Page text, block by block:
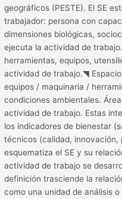
geográficos (PESTE). El SE
trabajador: persona con
dimensiones biológicas,
ejecuta la actividad de
herramientas, equipos,
actividad de trabajo.◥
equipos / maquinaria /
condiciones ambientales.
actividad de trabajo. Estas
los indicadores de bienestar
técnicos (calidad, innovación,
esquematiza el SE y su
actividad de trabajo se
definición trasciende la
como una unidad de análisis